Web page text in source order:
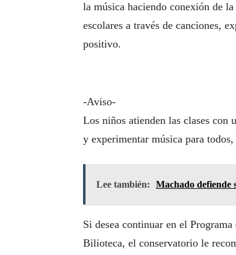
la música haciendo conexión de
escolares a través de canciones,
positivo.
-Aviso-
Los niños atienden las clases
y experimentar música para
Lee también: Machado defiende
Si desea continuar en el
Bilioteca, el conservatorio le